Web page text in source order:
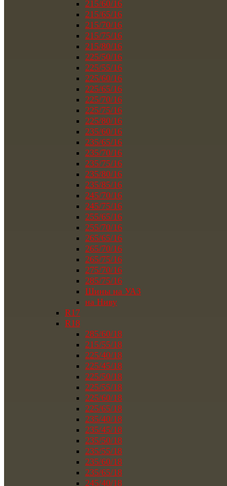
215/60/16
215/65/16
215/70/16
215/75/16
215/80/16
225/50/16
225/55/16
225/60/16
225/65/16
225/70/16
225/75/16
225/80/16
235/60/16
235/65/16
235/70/16
235/75/16
235/80/16
235/85/16
245/70/16
245/75/16
255/65/16
255/70/16
265/65/16
265/70/16
265/75/16
275/70/16
285/75/16
Шины на УАЗ
на Ниву
R17
R18
285/60/18
215/55/18
225/40/18
225/45/18
225/50/18
225/55/18
225/60/18
225/65/18
235/40/18
235/45/18
235/50/18
235/55/18
235/60/18
235/65/18
245/40/18